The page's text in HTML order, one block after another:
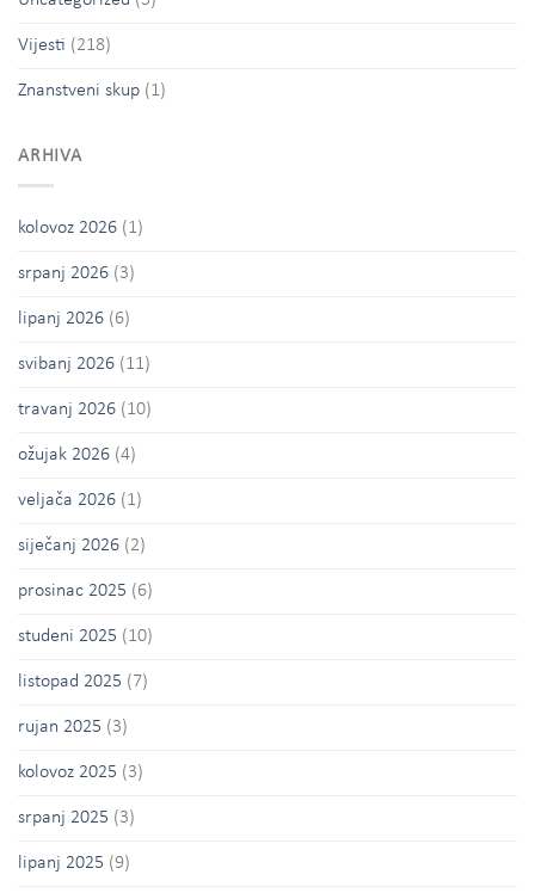
Vijesti (218)
Znanstveni skup (1)
ARHIVA
kolovoz 2026 (1)
srpanj 2026 (3)
lipanj 2026 (6)
svibanj 2026 (11)
travanj 2026 (10)
ožujak 2026 (4)
veljača 2026 (1)
siječanj 2026 (2)
prosinac 2025 (6)
studeni 2025 (10)
listopad 2025 (7)
rujan 2025 (3)
kolovoz 2025 (3)
srpanj 2025 (3)
lipanj 2025 (9)